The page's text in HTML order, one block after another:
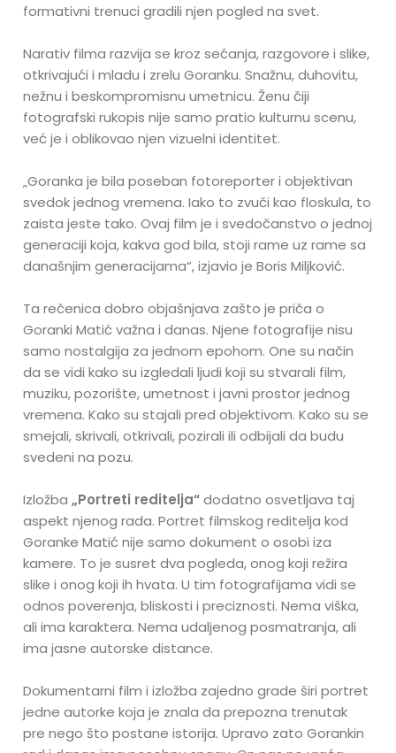
formativni trenuci gradili njen pogled na svet.
Narativ filma razvija se kroz sećanja, razgovore i slike,
otkrivajući i mladu i zrelu Goranku. Snažnu, duhovitu,
nežnu i beskompromisnu umetnicu. Ženu čiji
fotografski rukopis nije samo pratio kulturnu scenu,
već je i oblikovao njen vizuelni identitet.
„Goranka je bila poseban fotoreporter i objektivan
svedok jednog vremena. Iako to zvuči kao floskula, to
zaista jeste tako. Ovaj film je i svedočanstvo o jednoj
generaciji koja, kakva god bila, stoji rame uz rame sa
današnjim generacijama“, izjavio je Boris Miljković.
Ta rečenica dobro objašnjava zašto je priča o
Goranki Matić važna i danas. Njene fotografije nisu
samo nostalgija za jednom epohom. One su način
da se vidi kako su izgledali ljudi koji su stvarali film,
muziku, pozorište, umetnost i javni prostor jednog
vremena. Kako su stajali pred objektivom. Kako su se
smejali, skrivali, otkrivali, pozirali ili odbijali da budu
svedeni na pozu.
Izložba„Portreti reditelja“dodatno osvetljava taj
aspekt njenog rada. Portret filmskog reditelja kod
Goranke Matić nije samo dokument o osobi iza
kamere. To je susret dva pogleda, onog koji režira
slike i onog koji ih hvata. U tim fotografijama vidi se
odnos poverenja, bliskosti i preciznosti. Nema viška,
ali ima karaktera. Nema udaljenog posmatranja, ali
ima jasne autorske distance.
Dokumentarni film i izložba zajedno grade širi portret
jedne autorke koja je znala da prepozna trenutak
pre nego što postane istorija. Upravo zato Gorankin